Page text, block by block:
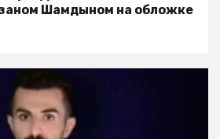
Шамдыном на обложке